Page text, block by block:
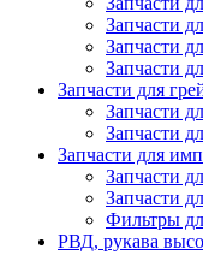
Запчасти
Запчасти
Запчасти
Запчасти для
Запчасти
Запчасти
Запчасти для
Запчасти
Запчасти
Фильтры
РВД, рукава